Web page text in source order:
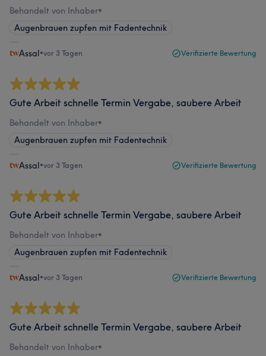
Behandelt von Inhaber•
Augenbrauen zupfen mit Fadentechnik
Assal•vor 3 Tagen Verifizierte Bewertung
Gute Arbeit schnelle Termin Vergabe, saubere Arbeit
Behandelt von Inhaber•
Augenbrauen zupfen mit Fadentechnik
Assal•vor 3 Tagen Verifizierte Bewertung
Gute Arbeit schnelle Termin Vergabe, saubere Arbeit
Behandelt von Inhaber•
Augenbrauen zupfen mit Fadentechnik
Assal•vor 3 Tagen Verifizierte Bewertung
Gute Arbeit schnelle Termin Vergabe, saubere Arbeit
Behandelt von Inhaber•